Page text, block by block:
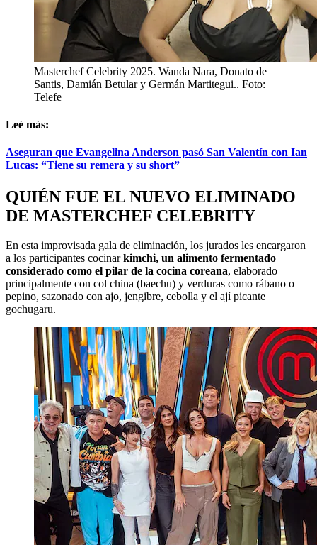
Masterchef Celebrity 2025. Wanda Nara, Donato de
Santis, Damián Betular y Germán Martitegui.. Foto:
Telefe
Leé más:
Aseguran que Evangelina Anderson pasó San Valentín con Ian
Lucas: “Tiene su remera y su short”
QUIÉN FUE EL NUEVO ELIMINADO
DE MASTERCHEF CELEBRITY
En esta improvisada gala de eliminación, los jurados les encargaron
a los participantes cocinarkimchi, un alimento fermentado
considerado como el pilar de la cocina coreana, elaborado
principalmente con col china (baechu) y verduras como rábano o
pepino, sazonado con ajo, jengibre, cebolla y el ají picante
gochugaru.